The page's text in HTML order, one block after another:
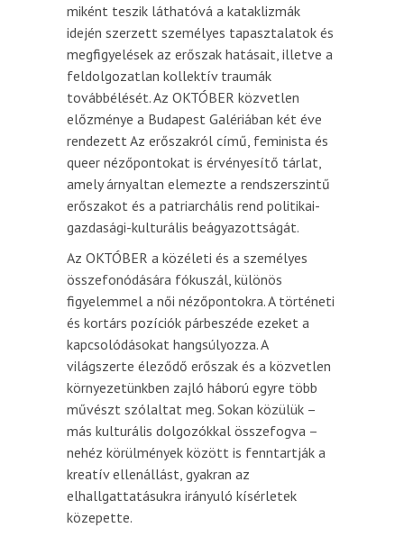
miként teszik láthatóvá a kataklizmák
idején szerzett személyes tapasztalatok és
megfigyelések az erőszak hatásait, illetve a
feldolgozatlan kollektív traumák
továbbélését. Az OKTÓBER közvetlen
előzménye a Budapest Galériában két éve
rendezett Az erőszakról című, feminista és
queer nézőpontokat is érvényesítő tárlat,
amely árnyaltan elemezte a rendszerszintű
erőszakot és a patriarchális rend politikai-
gazdasági-kulturális beágyazottságát.
Az OKTÓBER a közéleti és a személyes
összefonódására fókuszál, különös
figyelemmel a női nézőpontokra. A történeti
és kortárs pozíciók párbeszéde ezeket a
kapcsolódásokat hangsúlyozza. A
világszerte éleződő erőszak és a közvetlen
környezetünkben zajló háború egyre több
művészt szólaltat meg. Sokan közülük –
más kulturális dolgozókkal összefogva –
nehéz körülmények között is fenntartják a
kreatív ellenállást, gyakran az
elhallgattatásukra irányuló kísérletek
közepette.